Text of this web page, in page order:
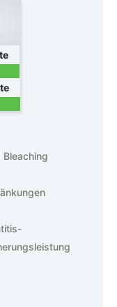
Bleaching